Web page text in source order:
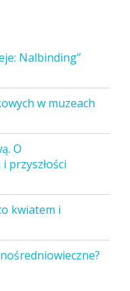
Nalbinding”
w muzeach
O
przyszłości
kwiatem i